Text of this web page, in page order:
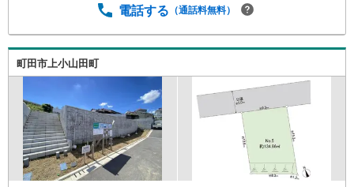
承っております。○住宅ローンのご相談○ライフプランのシ
富なスタッフが親身になってお客様に合った物件をご紹介
させて頂きます！ /他社様掲載物件も併せてご紹介可能です
のでお気軽にお問い合わせ下さい♪駐車場もございますの
で、お車でのお越しも大歓迎です！
電話する （通話料無料）
町田市上小山田町